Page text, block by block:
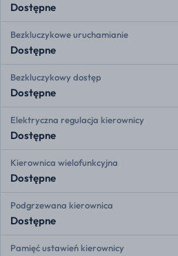
Dostępne
Bezkluczykowe uruchamianie
Dostępne
Bezkluczykowy dostęp
Dostępne
Elektryczna regulacja kierownicy
Dostępne
Kierownica wielofunkcyjna
Dostępne
Podgrzewana kierownica
Dostępne
Pamięć ustawień kierownicy